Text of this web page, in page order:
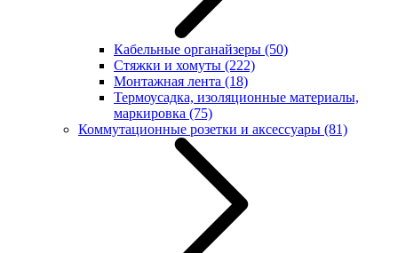
Кабельные органайзеры (50)
Стяжки и хомуты (222)
Монтажная лента (18)
Термоусадка, изоляционные материалы,
маркировка (75)
Коммутационные розетки и аксессуары (81)